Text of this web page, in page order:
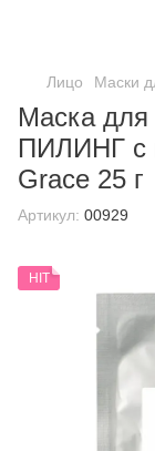
Лицо Маски
Маска
ПИЛИНГ с
Grace 25 г
Артикул: 00929
HIT